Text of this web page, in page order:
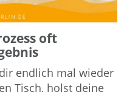
oft
endlich mal wieder
Tisch, holst deine